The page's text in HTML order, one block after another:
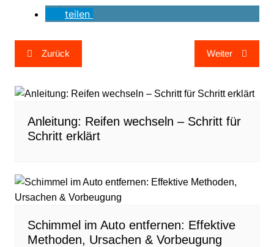
teilen
Beitragsnavigation
Zurück Weiter
Anleitung: Reifen wechseln – Schritt für
Schritt erklärt
Schimmel im Auto entfernen: Effektive
Methoden, Ursachen & Vorbeugung